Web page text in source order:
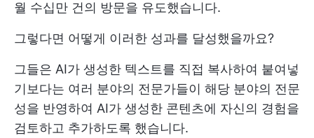
월 수십만 건의 방문을 유도했습니다.
그렇다면 어떻게 이러한 성과를 달성했을까요?
그들은 AI가 생성한 텍스트를 직접 복사하여 붙여넣
기보다는 여러 분야의 전문가들이 해당 분야의 전문
성을 반영하여 AI가 생성한 콘텐츠에 자신의 경험을
검토하고 추가하도록 했습니다.